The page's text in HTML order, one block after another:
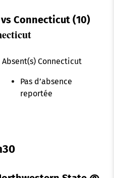
vs Connecticut (10)
Absent(s) Connecticut
Pas d’absence
reportée